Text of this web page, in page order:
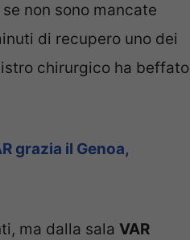
non sono mancate
di recupero uno dei
chirurgico ha beffato
grazia il Genoa,
ma dalla sala VAR